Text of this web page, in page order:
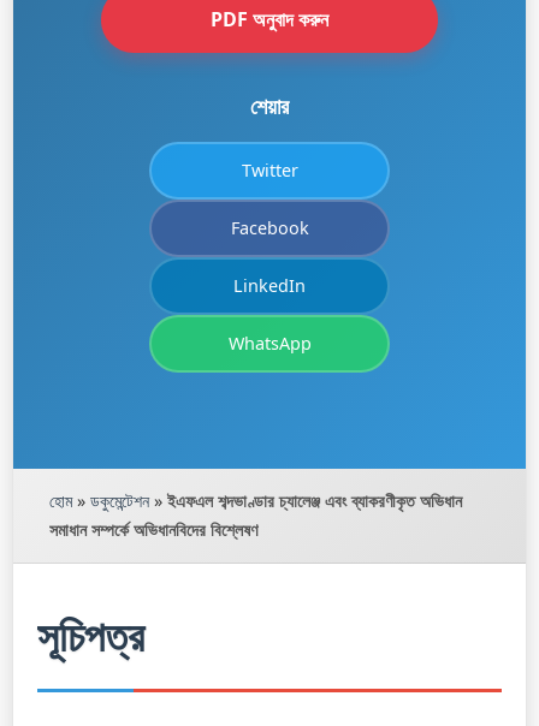
PDF অনুবাদ করুন
শেয়ার
Twitter
Facebook
LinkedIn
WhatsApp
হোম» ডকুমেন্টেশন»ইএফএল শব্দভাণ্ডার চ্যালেঞ্জ এবং ব্যাকরণীকৃত অভিধান
সমাধান সম্পর্কে অভিধানবিদের বিশ্লেষণ
সূচিপত্র